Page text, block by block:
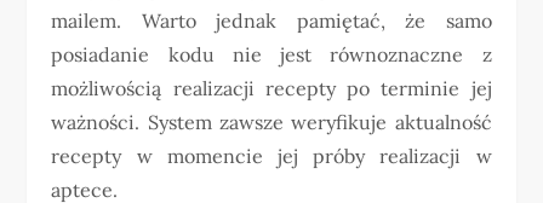
mailem. Warto jednak pamiętać, że samo
posiadanie kodu nie jest równoznaczne z
możliwością realizacji recepty po terminie jej
ważności. System zawsze weryfikuje aktualność
recepty w momencie jej próby realizacji w
aptece.